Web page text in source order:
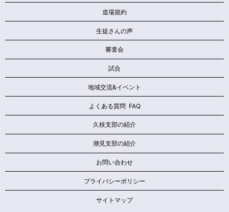
道場規約
生徒さんの声
審査会
試合
地域交流&イベント
よくある質問 FAQ
久枝支部の紹介
潮見支部の紹介
お問い合わせ
プライバシーポリシー
サイトマップ